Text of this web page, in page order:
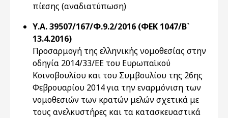
πίεσης (αναδιατύπωση)
Υ.Α. 39507/167/Φ.9.2/2016 (ΦΕΚ 1047/Β`
13.4.2016)
Προσαρμογή της ελληνικής νομοθεσίας στην
οδηγία 2014/33/ΕE του Ευρωπαϊκού
Κοινοβουλίου και του Συμβουλίου της 26ης
Φεβρουαρίου 2014 για την εναρμόνιση των
νομοθεσιών των κρατών μελών σχετικά με
τους ανελκυστήρες και τα κατασκευαστικά